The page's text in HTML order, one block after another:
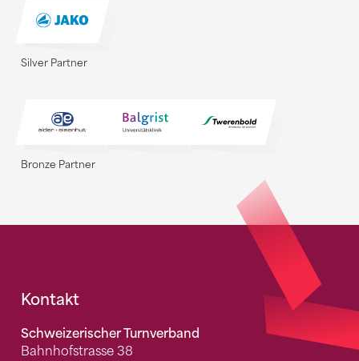
Silver Partner
Bronze Partner
Fusszeile
Kontakt
Schweizerischer Turnverband
Bahnhofstrasse 38